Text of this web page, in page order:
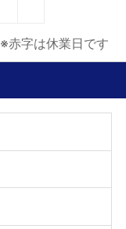
※赤字は休業日です